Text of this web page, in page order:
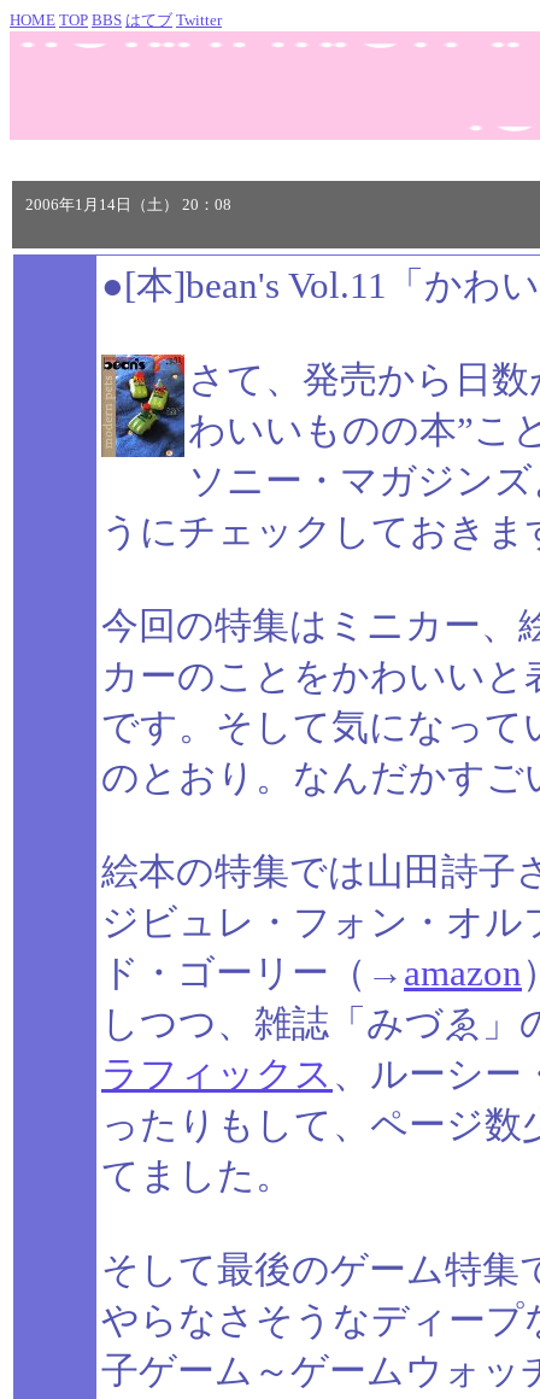
HOME TOP BBS はてブ Twitter
2006年1月14日（土） 20：08
●[本]bean's Vol.11「かわ
さて、発売から日
わいいものの本”こ
ソニー・マガジン
うにチェックしておきま
今回の特集はミニカー、
カーのことをかわいい
です。そして気になって
のとおり。なんだかす
絵本の特集では山田詩子
ジビュレ・フォン・オ
ド・ゴーリー（→ amazon
しつつ、雑誌「みづゑ」
ラフィックス 、ルーシー
ったりもして、ページ
てました。
そして最後のゲーム特集
やらなさそうなディープ
子ゲーム～ゲームウォッ